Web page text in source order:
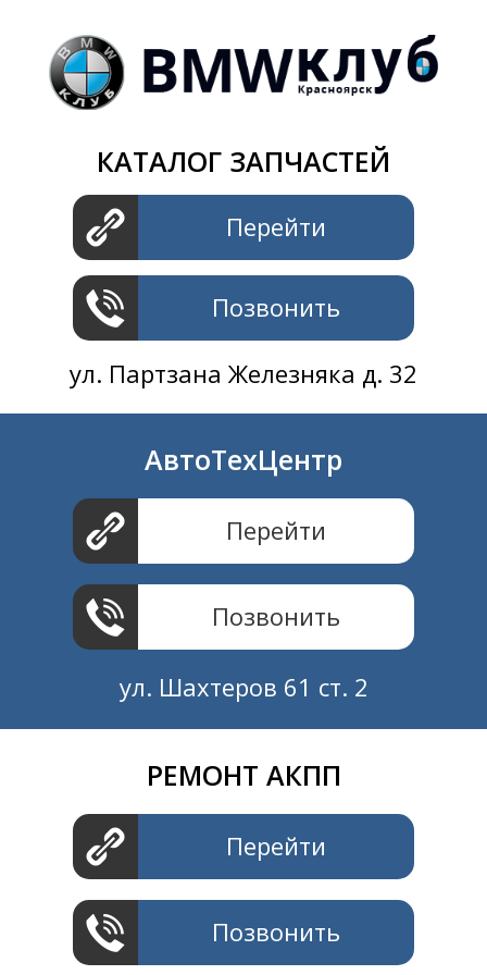
КАТАЛОГ ЗАПЧАСТЕЙ
Перейти
Позвонить
ул. Партзана Железняка д. 32
АвтоТехЦентр
Перейти
Позвонить
ул. Шахтеров 61 ст. 2
РЕМОНТ АКПП
Перейти
Позвонить
+7 391 2801414
ул. Шахтеров 61 ст.2
+7 391 2311414
ул. Шахтеров 61 ст.2